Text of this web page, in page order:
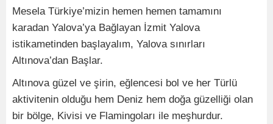
Mesela Türkiye’mizin hemen hemen tamamını
karadan Yalova’ya Bağlayan İzmit Yalova
istikametinden başlayalım, Yalova sınırları
Altınova’dan Başlar.
Altınova güzel ve şirin, eğlencesi bol ve her Türlü
aktivitenin olduğu hem Deniz hem doğa güzelliği olan
bir bölge, Kivisi ve Flamingoları ile meşhurdur.